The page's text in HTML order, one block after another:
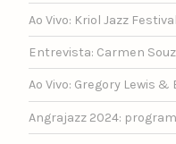
Ao Vivo: Kriol Jazz
Entrevista: Carmen
Ao Vivo: Gregory Lewis
Angrajazz 2024: